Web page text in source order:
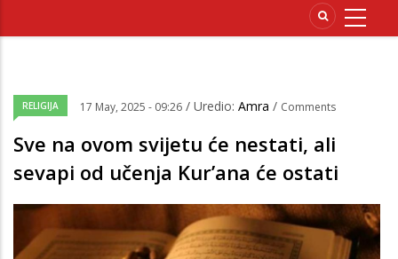
RELIGIJA 17 May, 2025 - 09:26 / Uredio: Amra / Comments
Sve na ovom svijetu će nestati, ali
sevapi od učenja Kur’ana će ostati